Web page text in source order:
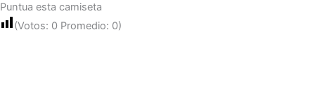
Puntua esta camiseta
(Votos: 0 Promedio: 0)